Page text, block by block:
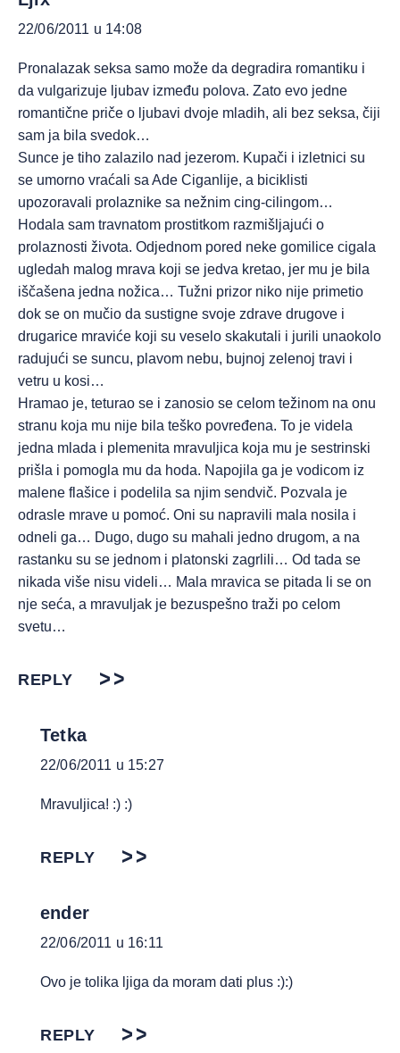
22/06/2011 u 14:08
Pronalazak seksa samo može da degradira romantiku i
da vulgarizuje ljubav između polova. Zato evo jedne
romantične priče o ljubavi dvoje mladih, ali bez seksa, čiji
sam ja bila svedok…
Sunce je tiho zalazilo nad jezerom. Kupači i izletnici su
se umorno vraćali sa Ade Ciganlije, a biciklisti
upozoravali prolaznike sa nežnim cing-cilingom…
Hodala sam travnatom prostitkom razmišljajući o
prolaznosti života. Odjednom pored neke gomilice cigala
ugledah malog mrava koji se jedva kretao, jer mu je bila
iščašena jedna nožica… Tužni prizor niko nije primetio
dok se on mučio da sustigne svoje zdrave drugove i
drugarice mraviće koji su veselo skakutali i jurili unaokolo
radujući se suncu, plavom nebu, bujnoj zelenoj travi i
vetru u kosi…
Hramao je, teturao se i zanosio se celom težinom na onu
stranu koja mu nije bila teško povređena. To je videla
jedna mlada i plemenita mravuljica koja mu je sestrinski
prišla i pomogla mu da hoda. Napojila ga je vodicom iz
malene flašice i podelila sa njim sendvič. Pozvala je
odrasle mrave u pomoć. Oni su napravili mala nosila i
odneli ga… Dugo, dugo su mahali jedno drugom, a na
rastanku su se jednom i platonski zagrlili… Od tada se
nikada više nisu videli… Mala mravica se pitada li se on
nje seća, a mravuljak je bezuspešno traži po celom
svetu…
REPLY
Tetka
22/06/2011 u 15:27
Mravuljica! :) :)
REPLY
ender
22/06/2011 u 16:11
Ovo je tolika ljiga da moram dati plus :):)
REPLY